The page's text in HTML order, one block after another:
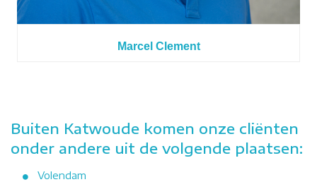
Marcel Clement
Buiten Katwoude komen onze cliënten
onder andere uit de volgende plaatsen:
Volendam